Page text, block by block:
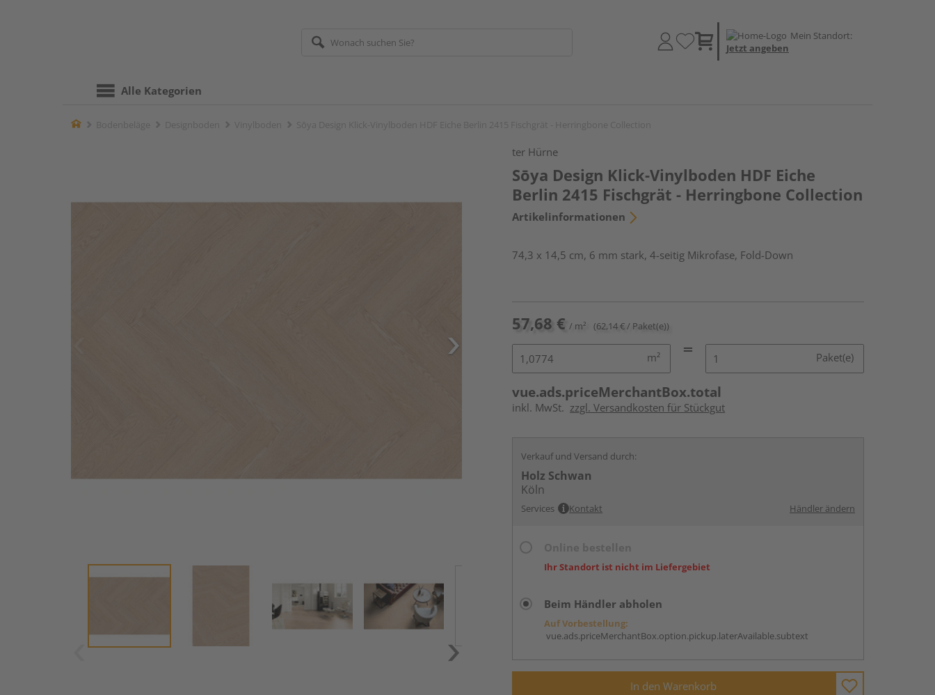
Mein Standort:
Jetzt angeben
Alle Kategorien
Home
ter Hürne
Sōya Design Klick-Vinylboden HDF Eiche
Berlin 2415 Fischgrät - Herringbone Collection
Artikelinformationen
74,3 x 14,5 cm, 6 mm stark, 4-seitig Mikrofase, Fold-Down
57,68 € / m² (62,14 € / Paket(e))
m² Paket(e)
vue.ads.priceMerchantBox.total
inkl. MwSt. zzgl. Versandkosten für Stückgut
Verkauf und Versand durch:
Holz Schwan
Köln
Services Kontakt Händler ändern
Ihr Standort ist nicht im Liefergebiet
Beim Händler abholen
Auf Vorbestellung:
vue.ads.priceMerchantBox.option.pickup.laterAvailable.subtext
In den Warenkorb